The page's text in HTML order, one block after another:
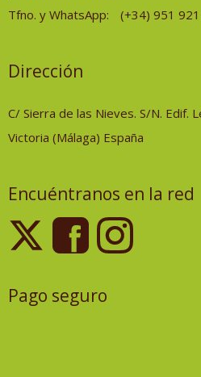
Tfno. y WhatsApp:
(+34) 951
Dirección
C/ Sierra de las Nieves. S/N. Edif.
Victoria (Málaga) España
Encuéntranos en la red
Pago seguro